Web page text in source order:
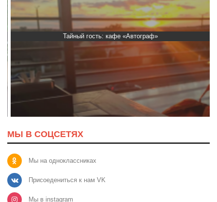
Тайный гость: кафе «Автограф»
МЫ В СОЦСЕТЯХ
Мы на одноклассниках
Присоедениться к нам VK
Мы в instagram